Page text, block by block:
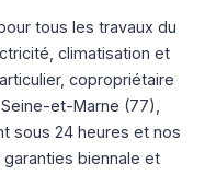
tous les travaux du
climatisation et
copropriétaire
et-Marne (77),
sous 24 heures et nos
biennale et